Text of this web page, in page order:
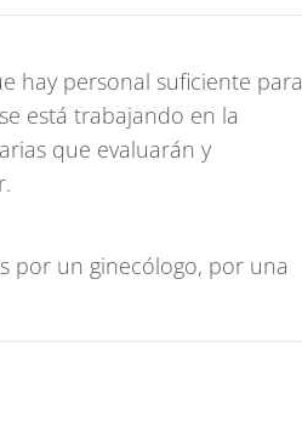
hay personal suficiente para
está trabajando en la
que evaluarán y
por un ginecólogo, por una